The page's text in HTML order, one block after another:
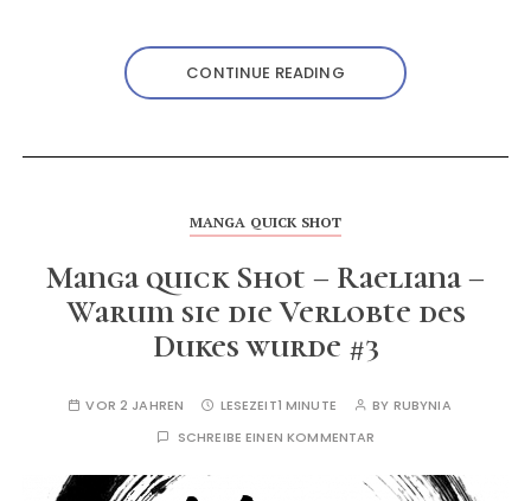
CONTINUE READING
MANGA QUICK SHOT
Manga quick Shot – Raeliana –
Warum sie die Verlobte des
Dukes wurde #3
VOR 2 JAHREN LESEZEIT1 MINUTE BY RUBYNIA
SCHREIBE EINEN KOMMENTAR